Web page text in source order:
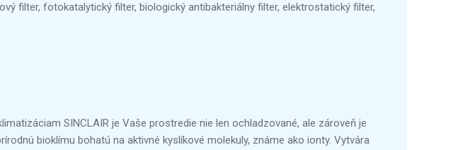
filter, fotokatalytický filter, biologický antibakteriálny filter, elektrostatický filter,
SINCLAIR je Vaše prostredie nie len ochladzované, ale zároveň je
bioklímu bohatú na aktivné kyslíkové molekuly, známe ako ionty. Vytvára